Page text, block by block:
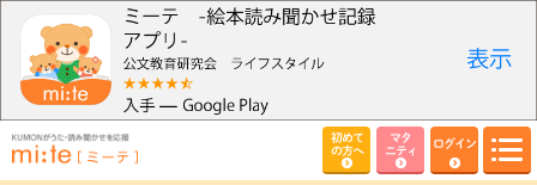
初めて
の方へ
マタ
ニティ
ログイン